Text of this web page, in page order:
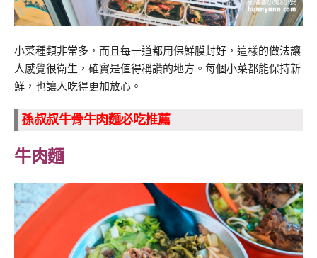
小菜種類非常多，而且每一道都用保鮮膜封好，這樣的做法讓
人感覺很衛生，確實是值得稱讚的地方。每個小菜都能保持新
鮮，也讓人吃得更加放心。
孫叔叔牛骨牛肉麵必吃推薦
牛肉麵